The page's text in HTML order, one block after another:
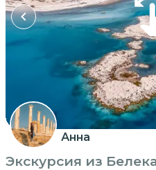
Анна
Экскурсия из